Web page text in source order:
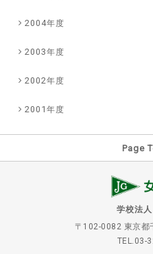
2004年度
2003年度
2002年度
2001年度
Page
学校法
〒102-0082 東京都
TEL.03-